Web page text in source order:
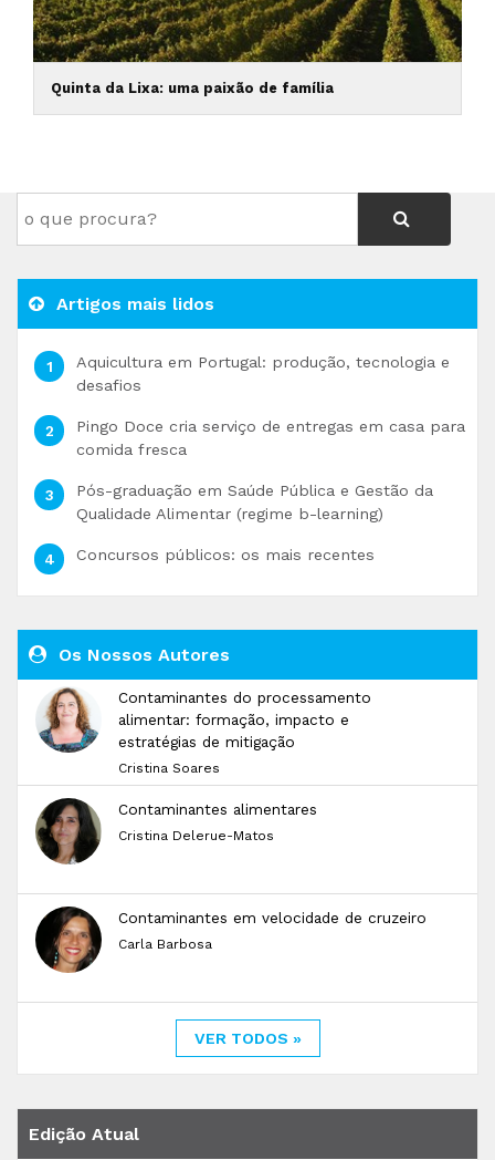
Quinta da Lixa: uma paixão de família
Artigos mais lidos
Aquicultura em Portugal: produção, tecnologia e
desafios
Pingo Doce cria serviço de entregas em casa para
comida fresca
Pós-graduação em Saúde Pública e Gestão da
Qualidade Alimentar (regime b-learning)
Concursos públicos: os mais recentes
Os Nossos Autores
Contaminantes do processamento
alimentar: formação, impacto e
estratégias de mitigação
Cristina Soares
Contaminantes alimentares
Cristina Delerue-Matos
Contaminantes em velocidade de cruzeiro
Carla Barbosa
VER TODOS »
Edição Atual